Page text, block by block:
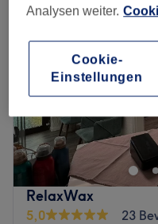
RelaxWax
5,0
23
Analysen weiter.
Cookie-
Einstellungen